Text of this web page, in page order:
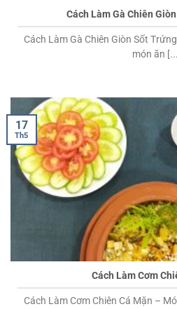
Cách Làm Gà Chiên
Cách Làm Gà Chiên Giòn Sốt
món ăn
Cách Làm Cơm
Cách Làm Cơm Chiên Cá Mặn –
17
Th5